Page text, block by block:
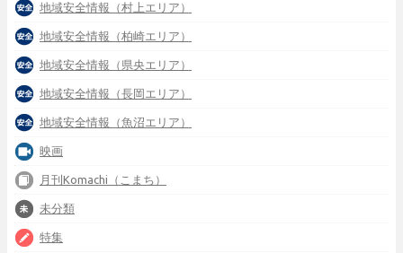
地域安全情報（村上エリア）
地域安全情報（柏崎エリア）
地域安全情報（県央エリア）
地域安全情報（長岡エリア）
地域安全情報（魚沼エリア）
映画
月刊Komachi（こまち）
未分類
特集